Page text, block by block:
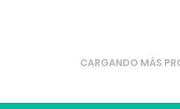
CARGANDO MÁS